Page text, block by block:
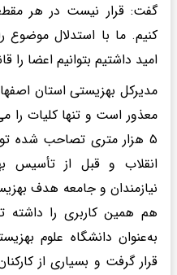
گفت: قرار نیست در هر
کنیم. ما با استدلال موضوع
امید داشتیم بتوانیم اعضا را
مدیرکل بهزیستی استان
معذور است و تنها کلیات‌ را
۵ هزار متری تصاحب شده
انقلاب و قبل از تأسیس
نیازمندان و جامعه هدف
به‌عنوان‌ دانشگاه علوم
قرار گرفت و بسیاری از